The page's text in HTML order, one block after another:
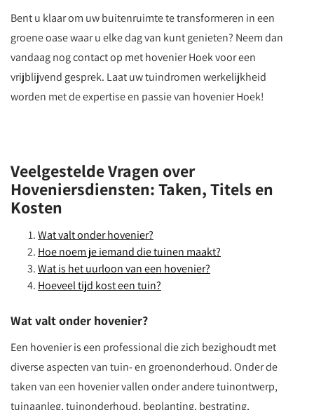
Bent u klaar om uw buitenruimte te transformeren in een
groene oase waar u elke dag van kunt genieten? Neem dan
vandaag nog contact op met hovenier Hoek voor een
vrijblijvend gesprek. Laat uw tuindromen werkelijkheid
worden met de expertise en passie van hovenier Hoek!
Veelgestelde Vragen over
Hoveniersdiensten: Taken, Titels en
Kosten
Wat valt onder hovenier?
Hoe noem je iemand die tuinen maakt?
Wat is het uurloon van een hovenier?
Hoeveel tijd kost een tuin?
Wat valt onder hovenier?
Een hovenier is een professional die zich bezighoudt met
diverse aspecten van tuin- en groenonderhoud. Onder de
taken van een hovenier vallen onder andere tuinontwerp,
tuinaanleg, tuinonderhoud, beplanting, bestrating,